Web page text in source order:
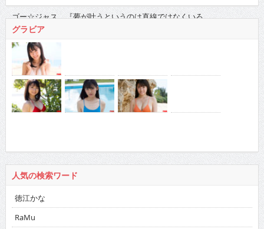
グラビア
人気の検索ワード
徳江かな
RaMu